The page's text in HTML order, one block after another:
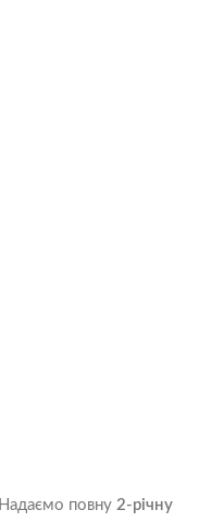
Надаємо повну 2-річну